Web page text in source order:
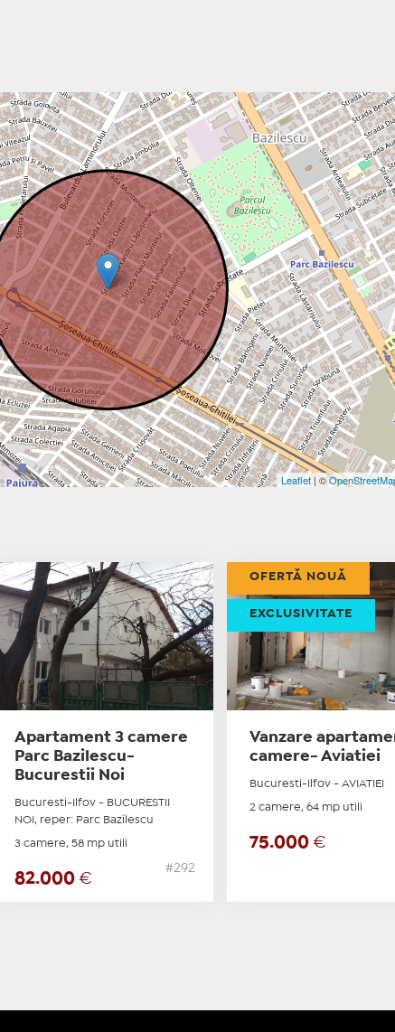
Leaflet| ©
Apartament 3 camere
Parc Bazilescu-
Bucurestii Noi
Bucuresti-Ilfov - BUCURESTII
NOI, reper: Parc Bazilescu
3 camere, 58 mp utili
82.000€
#292
Vanzare
camere- Aviatiei
Bucuresti-Ilfov - AVIATIEI
2 camere, 64 mp utili
75.000€
OFERTĂ NOUĂ
EXCLUSIVITATE